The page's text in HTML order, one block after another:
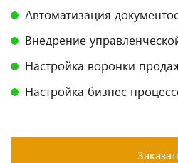
Автоматизация
Внедрение
Настройка воронки
Настройка бизнес